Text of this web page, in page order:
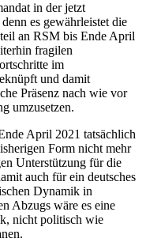
in der jetzt
es gewährleistet die
an RSM bis Ende April
fragi­len
im
und damit
Präsenz nach wie vor
umzusetzen.
April 2021 tatsächlich
Form nicht mehr
Unterstützung für die
auch für ein deutsches
Dynamik in
Abzugs wäre es eine
nicht politisch wie